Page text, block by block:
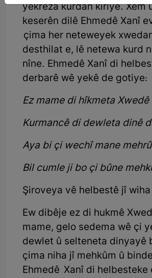
yekrêza kurdan kiriye. Xem
keserên dilê Ehmedê Xanî
çima her neteweyek
desthilat e, lê netewa kurd
nîne. Ehmedê Xanî di
derbarê wê yekê de gotiye:
Ez mame di hîkmeta Xwedê
Kurmancê di dewleta dinê
Aya bi çi wechî mane
Bil cumle ji bo çi bûne
Şiroveya vê helbestê jî
Ew dibêje ez di hukmê
mame, gelo sedema wê çi
dewlet û selteneta dinyayê
çima niha jî mehkûm û
Ehmedê Xanî di helbesteke